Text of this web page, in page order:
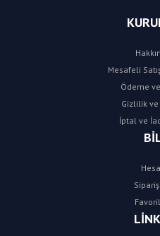
Mesafeli
Ödeme
Gizlilik
İptal ve